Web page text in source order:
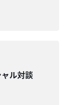
ル対談